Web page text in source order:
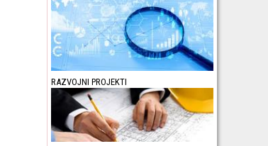
RAZVOJNI PROJEKTI